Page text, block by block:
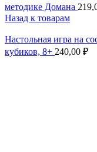
методике Домана
Назад к товарам
Настольная игра на
кубиков, 8+ 240,00 ₽